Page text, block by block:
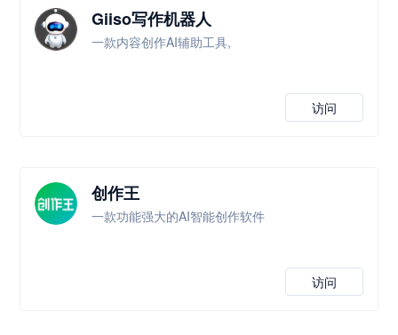
Giiso写作机器人
一款内容创作AI辅助工具,
访问
创作王
一款功能强大的AI智能创作软件
访问